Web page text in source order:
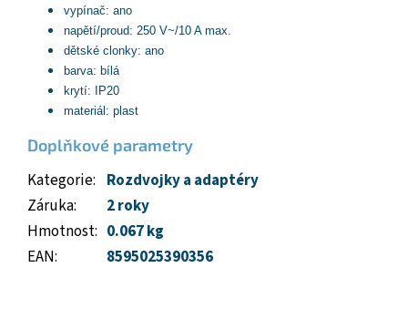
vypínač: ano
napětí/proud: 250 V~/10 A max.
dětské clonky: ano
barva: bílá
krytí: IP20
materiál: plast
Doplňkové parametry
Kategorie: Rozdvojky a adaptéry
Záruka:
2 roky
Hmotnost: 0.067 kg
EAN: 8595025390356